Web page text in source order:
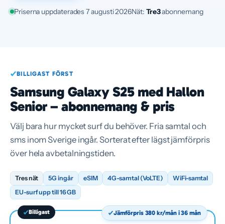
Priserna uppdaterades 7 augusti 2026Nät: Tre3abonnemang
BILLIGAST FÖRST
Samsung Galaxy S25 med Hallon
Senior – abonnemang & pris
Välj bara hur mycket surf du behöver. Fria samtal och
sms inom Sverige ingår. Sorterat efter lägst jämförpris
över hela avbetalningstiden.
Tres nät 5G ingår eSIM 4G-samtal (VoLTE)
WiFi-samtal
EU-surf upp till 16 GB
Billigast Jämförpris 380 kr/mån i 36 mån